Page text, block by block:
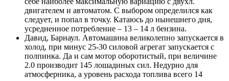
двигателем и автоматом. С выбором определился как
следует, и попал в точку. Катаюсь до нынешнего дня,
усредненное потребление – 13 – 14 л бензина.
Давид, Барнаул. Автомашина великолепно запускается в
холод, при минус 25-30 силовой агрегат запускается с
полпинка. Да и сам мотор оборотистый, при величине
2.0 производит 145 лошадиных сил. Недурно для
атмосферника, а уровень расхода топлива всего 14